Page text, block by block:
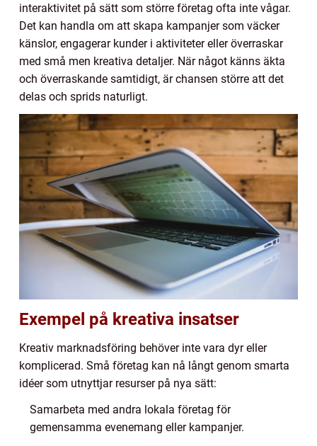
interaktivitet på sätt som större företag ofta inte vågar.
Det kan handla om att skapa kampanjer som väcker
känslor, engagerar kunder i aktiviteter eller överraskar
med små men kreativa detaljer. När något känns äkta
och överraskande samtidigt, är chansen större att det
delas och sprids naturligt.
Exempel på kreativa insatser
Kreativ marknadsföring behöver inte vara dyr eller
komplicerad. Små företag kan nå långt genom smarta
idéer som utnyttjar resurser på nya sätt:
Samarbeta med andra lokala företag för
gemensamma evenemang eller kampanjer.